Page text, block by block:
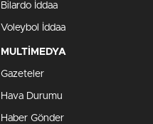
Bilardo İddaa
Voleybol İddaa
MULTİMEDYA
Gazeteler
Hava Durumu
Haber Gönder